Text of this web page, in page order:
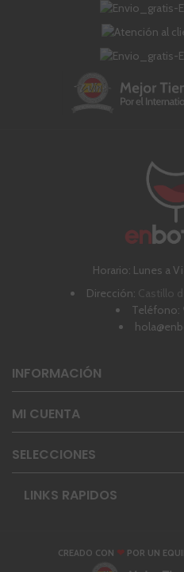
Horario: Lunes a
Dirección: Castillo
Teléfono:
INFORMACIÓN
MI CUENTA
SELECCIONES
LINKS RAPIDOS
CREADO CON ❤POR UN